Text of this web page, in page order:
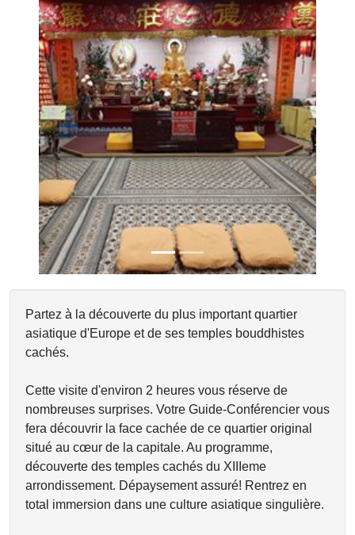
Previous
Partez à la découverte du plus important quartier
asiatique d'Europe et de ses temples bouddhistes
cachés.
Cette visite d'environ 2 heures vous réserve de
nombreuses surprises. Votre Guide-Conférencier vous
fera découvrir la face cachée de ce quartier original
situé au cœur de la capitale. Au programme,
découverte des temples cachés du XIIIeme
arrondissement. Dépaysement assuré! Rentrez en
total immersion dans une culture asiatique singulière.